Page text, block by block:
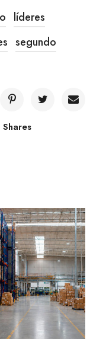
líderes
segundo
Shares